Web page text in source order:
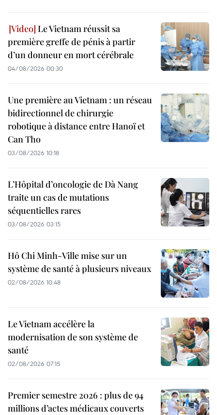
Le Vietnam réussit sa
première greffe de pénis à partir
d’un donneur en mort cérébrale
04/08/2026 00:30
Une première au Vietnam : un réseau
bidirectionnel de chirurgie
robotique à distance entre Hanoï et
Can Tho
03/08/2026 10:18
L’Hôpital d’oncologie de Dà Nang
traite un cas de mutations
séquentielles rares
03/08/2026 03:15
Hô Chi Minh-Ville mise sur un
système de santé à plusieurs niveaux
02/08/2026 10:48
Le Vietnam accélère la
modernisation de son système de
santé
02/08/2026 07:15
Premier semestre 2026 : plus de 94
millions d’actes médicaux couverts